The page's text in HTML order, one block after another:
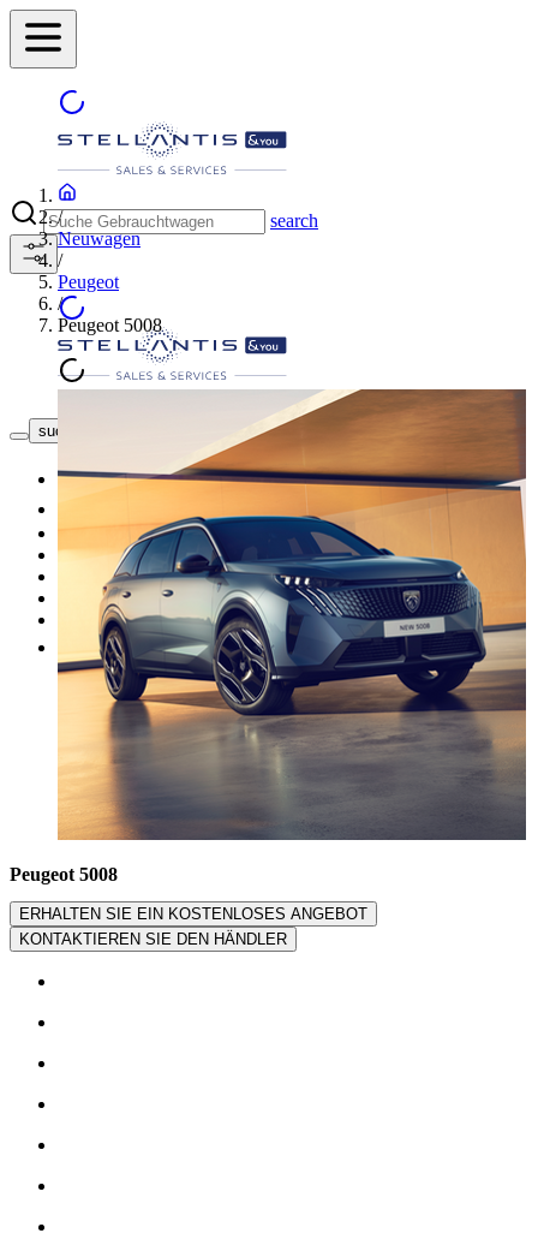
search
suche button - icon Händler finden
Neuwagen
Top Angebote
Unsere Marken
Werkstatt
Fahrzeug verkaufen
Mehr
/
Neuwagen
/
Peugeot
/
Peugeot 5008
Peugeot 5008
ERHALTEN SIE EIN KOSTENLOSES ANGEBOT
KONTAKTIEREN SIE DEN HÄNDLER